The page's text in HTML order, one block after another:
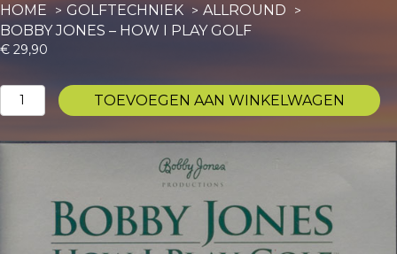
HOME GOLFTECHNIEK
ALLROUND
BOBBY JONES – HOW I PLAY GOLF
€ 29,90
Bobby
Jones
How
TOEVOEGEN AAN WINKELWAGEN